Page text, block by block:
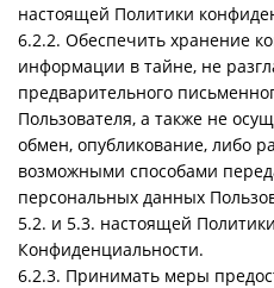
настоящей Политики
6.2.2. Обеспечить хранение
информации в тайне, не
предварительного
Пользователя, а также не
обмен, опубликование, либо
возможными способами
персональных данных
5.2. и 5.3. настоящей Политики
Конфиденциальности.
6.2.3. Принимать меры